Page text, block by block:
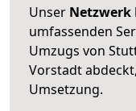
Unser Netzwerk
umfassenden
Umzugs von
Vorstadt
Umsetzung.